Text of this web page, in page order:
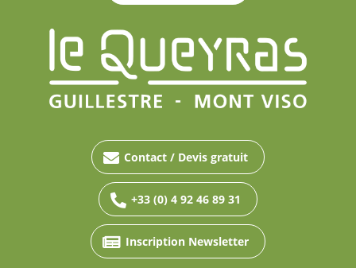
Contact / Devis gratuit
+33 (0) 4 92 46 89 31
Inscription Newsletter